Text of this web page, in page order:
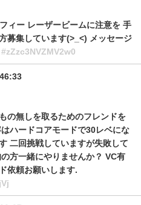
ィー レーザービームに注意を 手
募集しています(>_<) メッセージ
#zZzc3NVZMV2w0
の無しを取るためのフレンドを
ハードコアモードで30レベにな
二回挑戦していますが失敗して
方一緒にやりませんか？ VC有
依頼お願いします.